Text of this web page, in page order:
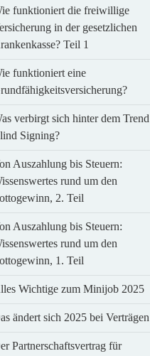
funktioniert die freiwillige
in der gesetzlichen
Teil 1
funktioniert eine
verbirgt sich hinter dem Trend
Signing?
Auszahlung bis Steuern:
rund um den
2. Teil
Auszahlung bis Steuern:
rund um den
1. Teil
Wichtige zum Minijob 2025
ändert sich 2025 bei Verträgen
Partnerschaftsvertrag für